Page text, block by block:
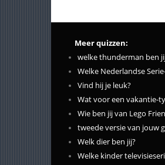
Meer quizzen:
welke thunderman ben
Welke Nederlandse
Vind hij je leuk?
Wat voor een vakantie-
Wie ben jij van Lego
tweede versie van jouw
Welk dier ben jij?
Welke kinder